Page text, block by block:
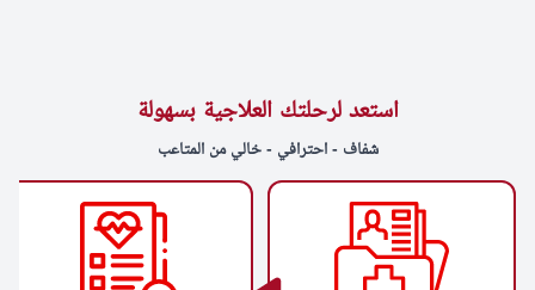
استعد لرحلتك العلاجية بسهولة
شفاف - احترافي - خالي من المتاعب